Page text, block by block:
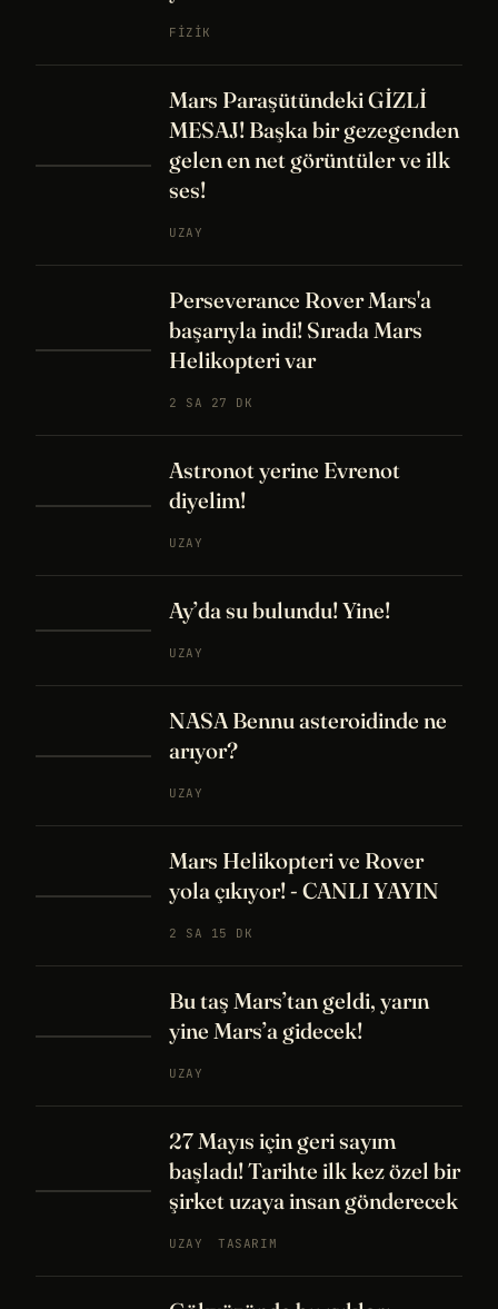
FIZIK
Mars Paraşütündeki GİZLİ
MESAJ! Başka bir gezegenden
gelen en net görüntüler ve ilk
ses!
UZAY
Perseverance Rover Mars'a
başarıyla indi! Sırada Mars
Helikopteri var
2 SA 27 DK
Astronot yerine Evrenot
diyelim!
UZAY
Ay’da su bulundu! Yine!
UZAY
NASA Bennu asteroidinde ne
arıyor?
UZAY
Mars Helikopteri ve Rover
yola çıkıyor! - CANLI YAYIN
2 SA 15 DK
Bu taş Mars’tan geldi, yarın
yine Mars’a gidecek!
UZAY
27 Mayıs için geri sayım
başladı! Tarihte ilk kez özel bir
şirket uzaya insan gönderecek
UZAY TASARIM